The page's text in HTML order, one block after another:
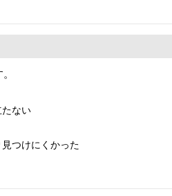
ない
見つけにくかった